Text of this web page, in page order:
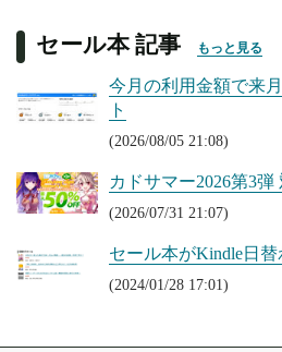
セール本 記事 もっと見る
今月の利用金額で来
ト
(2026/08/05 21:08)
カドサマー2026第3弾
(2026/07/31 21:07)
セール本がKindle日替
(2024/01/28 17:01)